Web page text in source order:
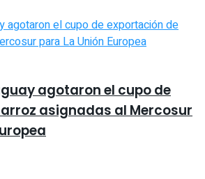
agotaron el cupo de
asignadas al Mercosur